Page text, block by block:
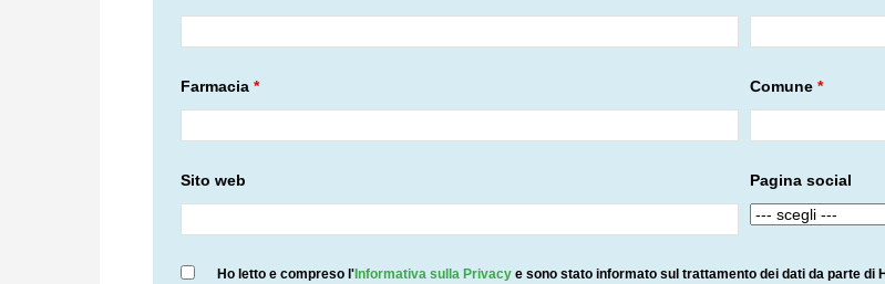
Farmacia * Comune *
Sito web Pagina social
Ho letto e compreso l' Informativa sulla Privacy e sono stato informato sul trattamento dei dati da parte di